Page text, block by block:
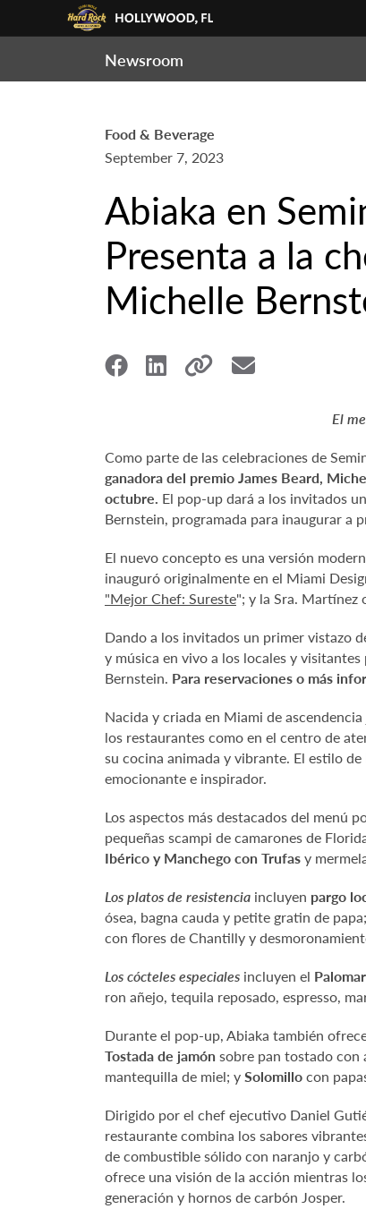
Newsroom
Food & Beverage
September 7, 2023
Abiaka en
Presenta a la
Michelle
El
Como parte de las celebraciones de
ganadora del premio James Beard,
octubre. El pop-up dará a los invitados
Bernstein, programada para inaugurar a
El nuevo concepto es una versión
inauguró originalmente en el Miami
"Mejor Chef: Sureste"; y la Sra. Martínez
Dando a los invitados un primer vistazo
y música en vivo a los locales y
Bernstein. Para reservaciones o más
Nacida y criada en Miami de
los restaurantes como en el centro de
su cocina animada y vibrante. El estilo
emocionante e inspirador.
Los aspectos más destacados del menú
pequeñas scampi de camarones de
Ibérico y Manchego con Trufasy
Los platos de resistencia incluyen pargo
ósea, bagna cauda y petite gratin de
con flores de Chantilly y
Los cócteles especiales incluyen el Palomar
ron añejo, tequila reposado, espresso,
Durante el pop-up, Abiaka también
Tostada de jamón sobre pan tostado con
mantequilla de miel; ySolomillocon
Dirigido por el chef ejecutivo Daniel
restaurante combina los sabores
de combustible sólido con naranjo y
ofrece una visión de la acción mientras
generación y hornos de carbón Josper.